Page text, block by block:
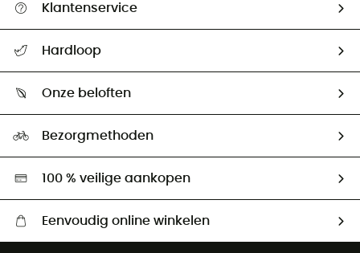
Klantenservice
Mijn zending volgen
Retourzendingen & Terugbetalingen
Hardloop
Ambassadeurs
Onze beloften
Hardgreen
Bezorgmethoden
100 % veilige aankopen
Eenvoudig online winkelen